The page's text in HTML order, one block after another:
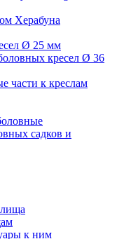
Херабуна
Ø 25 мм
кресел Ø 36
части к креслам
садков и
к ним